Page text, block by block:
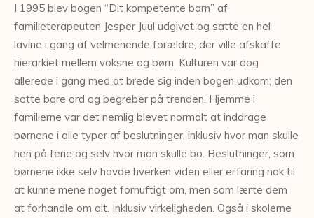
I 1995 blev bogen “Dit kompetente barn” af
familieterapeuten Jesper Juul udgivet og satte en hel
lavine i gang af velmenende forældre, der ville afskaffe
hierarkiet mellem voksne og børn. Kulturen var dog
allerede i gang med at brede sig inden bogen udkom; den
satte bare ord og begreber på trenden. Hjemme i
familierne var det nemlig blevet normalt at inddrage
børnene i alle typer af beslutninger, inklusiv hvor man skulle
hen på ferie og selv hvor man skulle bo. Beslutninger, som
børnene ikke selv havde hverken viden eller erfaring nok til
at kunne mene noget fornuftigt om, men som lærte dem
at forhandle om alt. Inklusiv virkeligheden. Også i skolerne